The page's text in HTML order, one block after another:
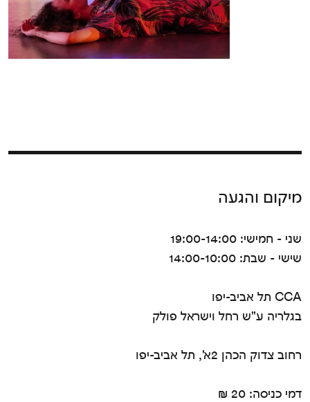
מיקום והגעה
שני - חמישי: 19:00-14:00
שישי - שבת: 14:00-10:00
CCA תל אביב-יפו
בגלריה ע"ש רחל וישראל פולק
רחוב צדוק הכהן 2א', תל אביב-יפו
דמי כניסה: 20 ₪